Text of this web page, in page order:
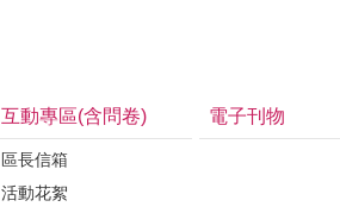
互動專區(含問卷)
區長信箱
活動花絮
電子刊物